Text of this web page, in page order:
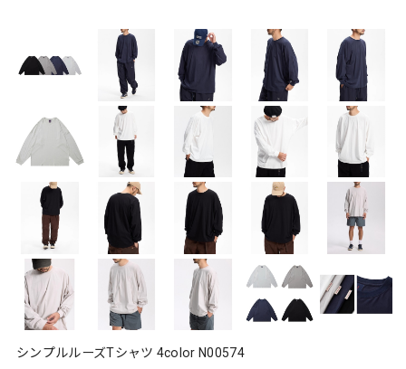
シンプルルーズTシャツ 4color N00574